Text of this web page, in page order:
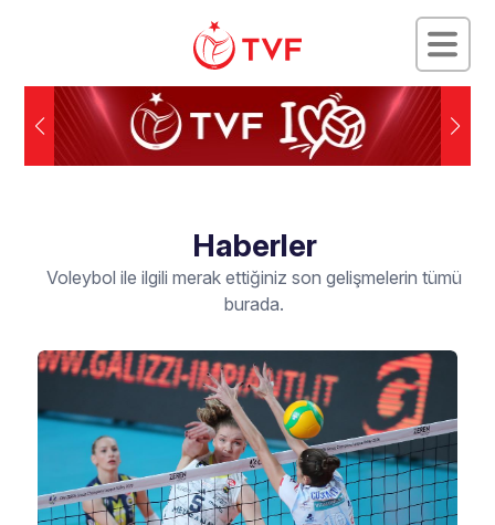
Haberler
Voleybol ile ilgili merak ettiğiniz son gelişmelerin tümü
burada.